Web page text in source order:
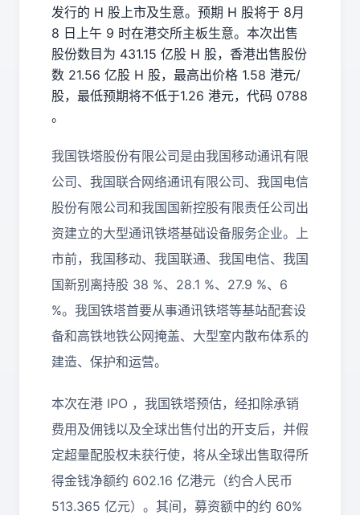
发行的 H 股上市及生意。预期 H 股将于 8月
8 日上午 9 时在港交所主板生意。本次出售
股份数目为 431.15 亿股 H 股，香港出售股份
数 21.56 亿股 H 股，最高出价格 1.58 港元/
股，最低预期将不低于1.26 港元，代码 0788
。
我国铁塔股份有限公司是由我国移动通讯有限
公司、我国联合网络通讯有限公司、 我国电信
股份有限公司和我国国新控股有限责任公司出
资建立的大型通讯铁塔基础设备服务企业。上
市前，我国移动、 我国联通、我国电信、我国
国新别离持股 38 %、28.1 %、27.9 %、6
%。我国铁塔首要从事通讯铁塔等基站配套设
备和高铁地铁公网掩盖、大型室内散布体系的
建造、保护和运营。
本次在港 IPO ，我国铁塔预估，经扣除承销
费用及佣钱以及全球出售付出的开支后，并假
定超量配股权未获行使，将从全球出售取得所
得金钱净额约 602.16 亿港元（约合人民币
513.365 亿元）。其间，募资额中的约 60%